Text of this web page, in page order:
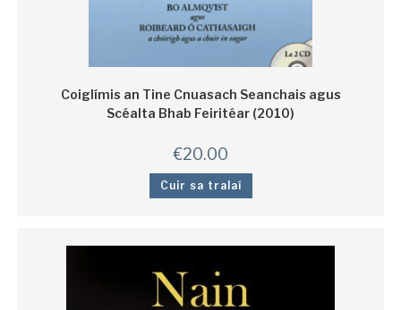
Coiglímis an Tine Cnuasach Seanchais agus
Scéalta Bhab Feiritéar (2010)
€20.00
Cuir sa tralaí